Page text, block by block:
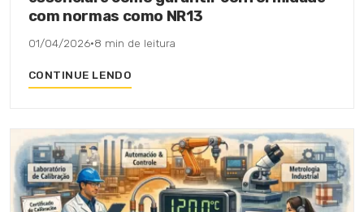
com normas como NR13
01/04/2026·8 min de leitura
CONTINUE LENDO